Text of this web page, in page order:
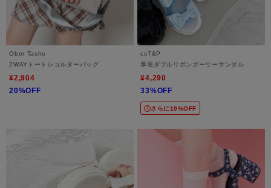
Ober Tashe
2WAYトートショルダーバッグ
¥2,904
20%OFF
csT&P
厚底ダブルリボンガーリーサンダル
¥4,290
33%OFF
さらに10%OFF